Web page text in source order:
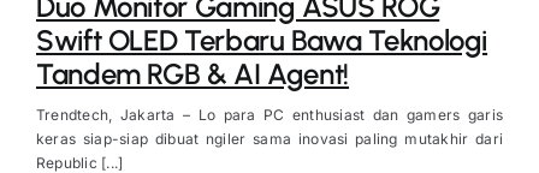
Swift OLED Terbaru Bawa Teknologi
Tandem RGB & AI Agent!
Trendtech, Jakarta – Lo para PC enthusiast dan gamers garis
keras siap-siap dibuat ngiler sama inovasi paling mutakhir dari
Republic [...]